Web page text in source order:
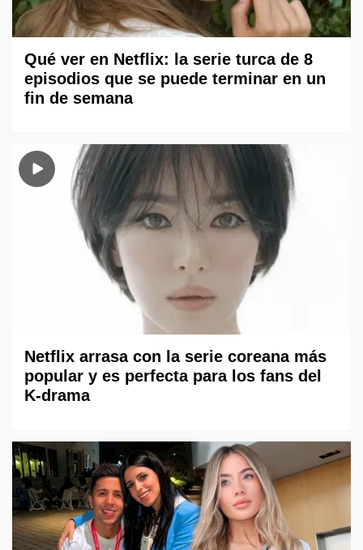
Qué ver en Netflix: la serie turca de 8
episodios que se puede terminar en un
fin de semana
Netflix arrasa con la serie coreana más
popular y es perfecta para los fans del
K-drama